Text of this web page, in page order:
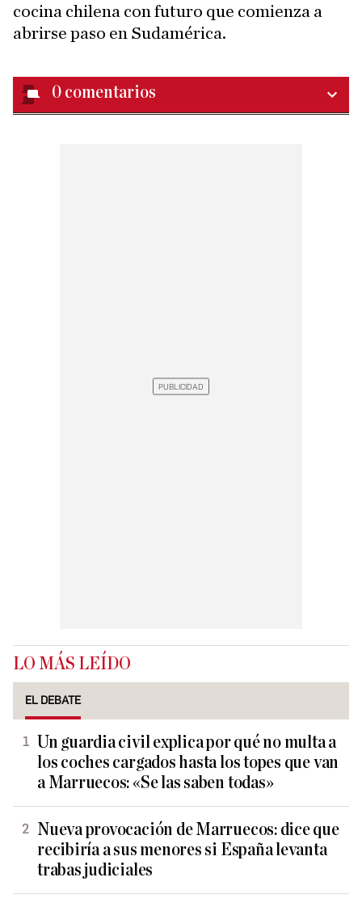
cocina chilena con futuro que comienza a
abrirse paso en Sudamérica.
0 comentarios
LO MÁS LEÍDO
EL DEBATE
Un guardia civil explica por qué no multa a
los coches cargados hasta los topes que van
a Marruecos: «Se las saben todas»
Nueva provocación de Marruecos: dice que
recibiría a sus menores si España levanta
trabas judiciales